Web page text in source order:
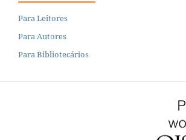
Para Leitores
Para Autores
Para Bibliotecários